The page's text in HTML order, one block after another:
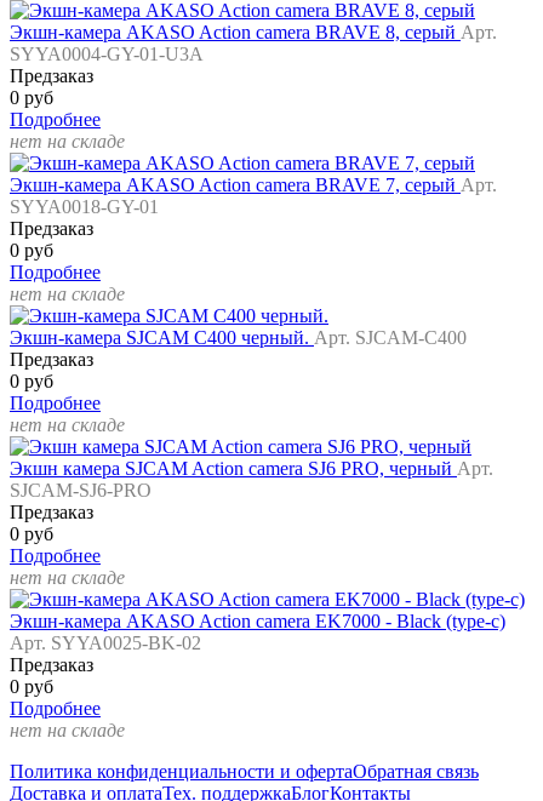
Экшн-камера AKASO Action camera BRAVE 8, серый Арт.
SYYA0004-GY-01-U3A
Предзаказ
0 руб
Подробнее
нет на складе
Экшн-камера AKASO Action camera BRAVE 7, серый Арт.
SYYA0018-GY-01
Предзаказ
0 руб
Подробнее
нет на складе
Экшн-камера SJCAM C400 черный. Арт. SJCAM-C400
Предзаказ
0 руб
Подробнее
нет на складе
Экшн камера SJCAM Action camera SJ6 PRO, черный Арт.
SJCAM-SJ6-PRO
Предзаказ
0 руб
Подробнее
нет на складе
Экшн-камера AKASO Action camera EK7000 - Black (type-c)
Арт. SYYA0025-BK-02
Предзаказ
0 руб
Подробнее
нет на складе
Политика конфиденциальности и офертаОбратная связь
Доставка и оплатаТех. поддержкаБлогКонтакты